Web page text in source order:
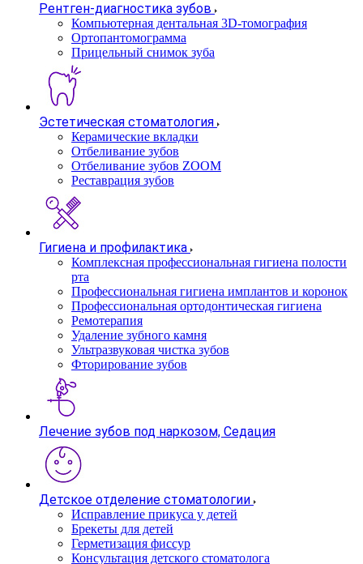
Рентген-диагностика зубов
Компьютерная дентальная 3D-томография
Ортопантомограмма
Прицельный снимок зуба
Эстетическая стоматология
Керамические вкладки
Отбеливание зубов
Отбеливание зубов ZOOM
Реставрация зубов
Гигиена и профилактика
Комплексная профессиональная гигиена полости
рта
Профессиональная гигиена имплантов и коронок
Профессиональная ортодонтическая гигиена
Ремотерапия
Удаление зубного камня
Ультразвуковая чистка зубов
Фторирование зубов
Лечение зубов под наркозом, Седация
Детское отделение стоматологии
Исправление прикуса у детей
Брекеты для детей
Герметизация фиссур
Консультация детского стоматолога